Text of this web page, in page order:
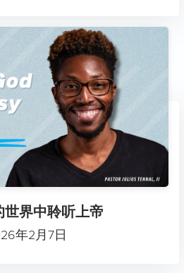
界中聆听上帝
年2月7日